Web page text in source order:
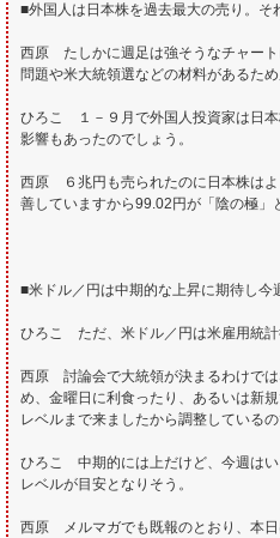
■外国人は日本株を過去最大の売り。そ
西原 たしかに週足は強そうなチャート
問題や米大統領選などの材料があるた
ひろこ １－９月で外国人投資家は日本
影響もあったのでしょう。
西原 ６兆円も売られたのに日本株はよ
善していますから99.02円が「陰の極
■米ドル／円は中期的な上昇に期待し今
ひろこ ただ、米ドル／円は米雇用統
西原 討論会で大統領が決まるわけでは
め、金曜日に利食ったり、あるいは新
レベルまで来ましたから調整しているの
ひろこ 中期的には上だけど、今週は
レベルが目安となりそう。
西原 メルマガでも既報のとおり、本日